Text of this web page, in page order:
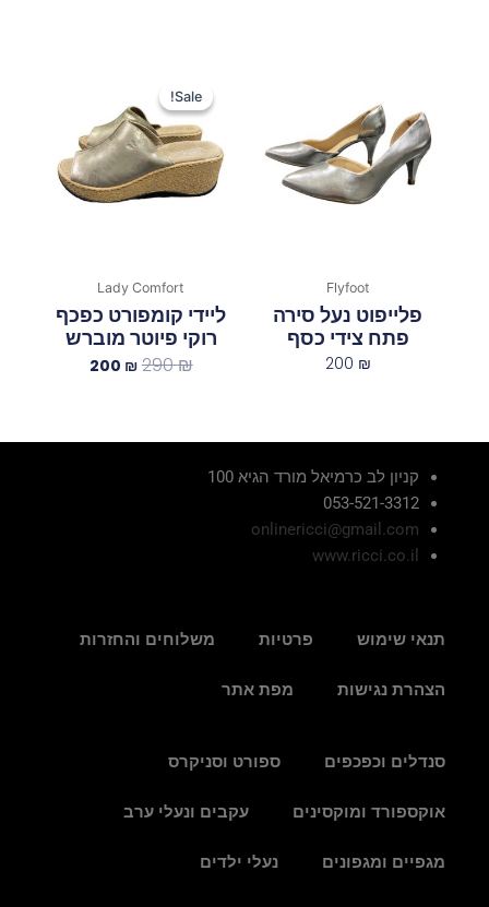
Flyfoot
פלייפוט נעל סירה
פתח צידי כסף
200 ₪
Sale!
Sale!
Lady Comfort
ליידי קומפורט כפכף
רוקי פיוטר מוברש
290₪
היה:
290 ₪.
200 ₪
200 ₪.
קניון לב כרמיאל מורד הגיא 100
053-521-3312
onlinericci@gmail.com
www.ricci.co.il
תנאי שימוש פרטיות משלוחים והחזרות
הצהרת נגישות מפת אתר
סנדלים וכפכפים ספורט וסניקרס
אוקספורד ומוקסינים עקבים ונעלי ערב
מגפיים ומגפונים נעלי ילדים